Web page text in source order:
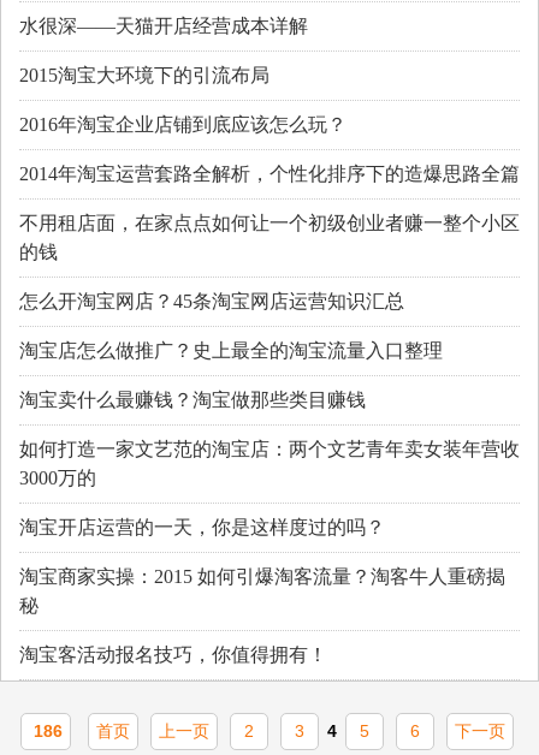
水很深——天猫开店经营成本详解
2015淘宝大环境下的引流布局
2016年淘宝企业店铺到底应该怎么玩？
2014年淘宝运营套路全解析，个性化排序下的造爆思路全篇
不用租店面，在家点点如何让一个初级创业者赚一整个小区
的钱
怎么开淘宝网店？45条淘宝网店运营知识汇总
淘宝店怎么做推广？史上最全的淘宝流量入口整理
淘宝卖什么最赚钱？淘宝做那些类目赚钱
如何打造一家文艺范的淘宝店：两个文艺青年卖女装年营收
3000万的
淘宝开店运营的一天，你是这样度过的吗？
淘宝商家实操：2015 如何引爆淘客流量？淘客牛人重磅揭
秘
淘宝客活动报名技巧，你值得拥有！
186 首页 上一页 2 3 4 5 6 下一页